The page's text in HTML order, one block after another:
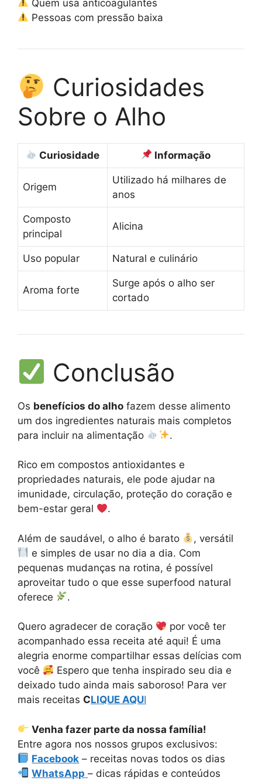
Quem usa anticoagulantes
Pessoas com pressão baixa
Curiosidades
Sobre o Alho
Curiosidade Informação
Origem
Utilizado há milhares de
anos
Composto
principal
Alicina
Uso popular Natural e culinário
Aroma forte
Surge após o alho ser
cortado
Conclusão
Os benefícios do alho fazem desse alimento
um dos ingredientes naturais mais completos
para incluir na alimentação
.
Rico em compostos antioxidantes e
propriedades naturais, ele pode ajudar na
imunidade, circulação, proteção do coração e
bem-estar geral
.
Além de saudável, o alho é barato
, versátil
e simples de usar no dia a dia. Com
pequenas mudanças na rotina, é possível
aproveitar tudo o que esse superfood natural
oferece
.
Quero agradecer de coração
por você ter
acompanhado essa receita até aqui! É uma
alegria enorme compartilhar essas delícias com
você
Espero que tenha inspirado seu dia e
deixado tudo ainda mais saboroso! Para ver
mais receitas CLIQUE AQUI
Venha fazer parte da nossa família!
Entre agora nos nossos grupos exclusivos:
Facebook – receitas novas todos os dias
WhatsApp – dicas rápidas e conteúdos